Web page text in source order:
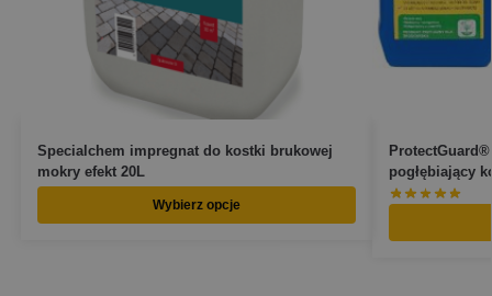
Specialchem impregnat do kostki brukowej
mokry efekt 20L
Wybierz opcje
ProtectGuard®
pogłębiający